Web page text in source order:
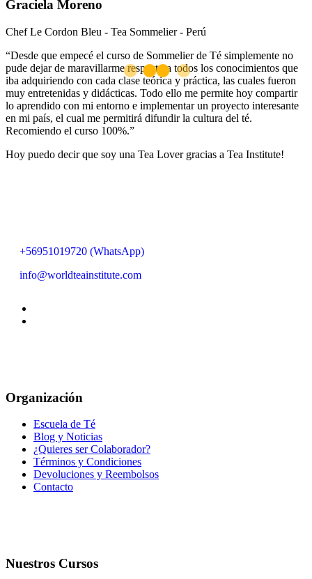
Graciela Moreno
Chef Le Cordon Bleu - Tea Sommelier - Perú
“Desde que empecé el curso de Sommelier de Té simplemente no
pude dejar de maravillarme respecto a todos los conocimientos que
iba adquiriendo con cada clase teórica y práctica, las cuales fueron
muy entretenidas y didácticas. Todo ello me permite hoy compartir
lo aprendido con mi entorno e implementar un proyecto interesante
en mi país, el cual me permitirá difundir la cultura del té.
Recomiendo el curso 100%.”
Hoy puedo decir que soy una Tea Lover gracias a Tea Institute!
+56951019720 (WhatsApp)
info@worldteainstitute.com
Organización
Escuela de Té
Blog y Noticias
¿Quieres ser Colaborador?
Términos y Condiciones
Devoluciones y Reembolsos
Contacto
Nuestros Cursos